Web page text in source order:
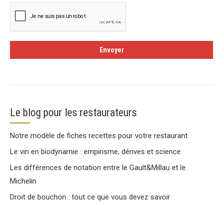
Le blog pour les restaurateurs
Notre modèle de fiches recettes pour votre restaurant
Le vin en biodynamie : empirisme, dérives et science
Les différences de notation entre le Gault&Millau et le
Michelin
Droit de bouchon : tout ce que vous devez savoir